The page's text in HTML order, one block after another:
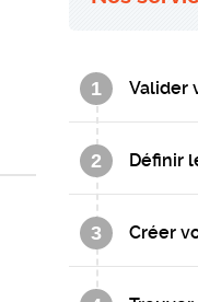
1 Valider
2 Définir
3 Créer